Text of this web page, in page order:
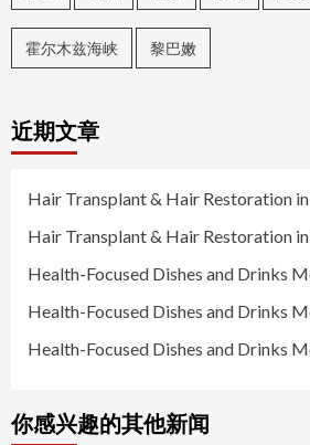
霍尔木兹海峡 黎巴嫩
近期文章
Hair Transplant & Hair Restoration
Hair Transplant & Hair Restoration
Health-Focused Dishes and Drinks
Health-Focused Dishes and Drinks
Health-Focused Dishes and Drinks
你感兴趣的其他新闻